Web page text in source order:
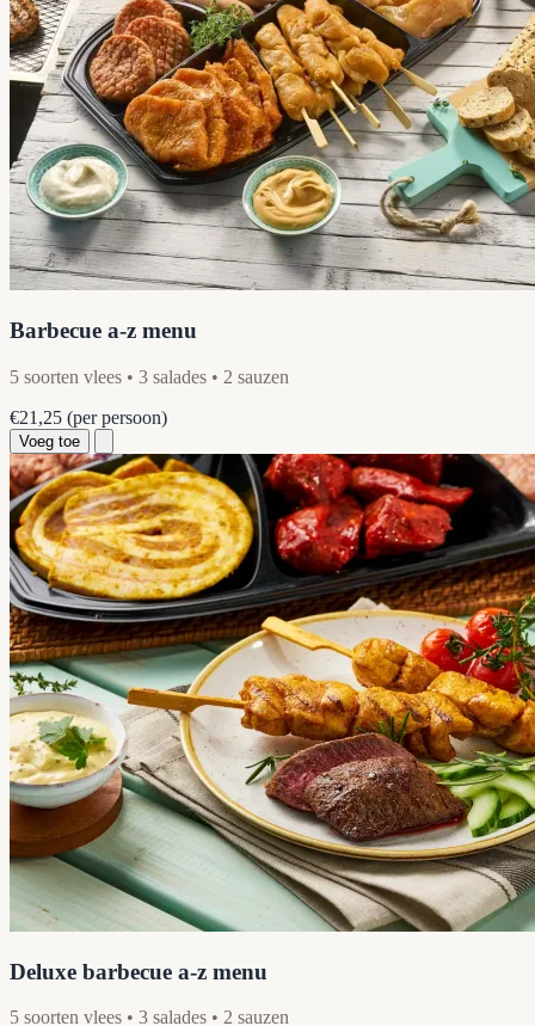
Barbecue a-z menu
5 soorten vlees • 3 salades • 2 sauzen
€21,25 (per persoon)
Voeg toe
Deluxe barbecue a-z menu
5 soorten vlees • 3 salades • 2 sauzen